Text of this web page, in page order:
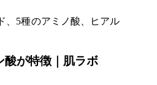
、5種のアミノ酸、ヒアル
酸が特徴｜肌ラボ